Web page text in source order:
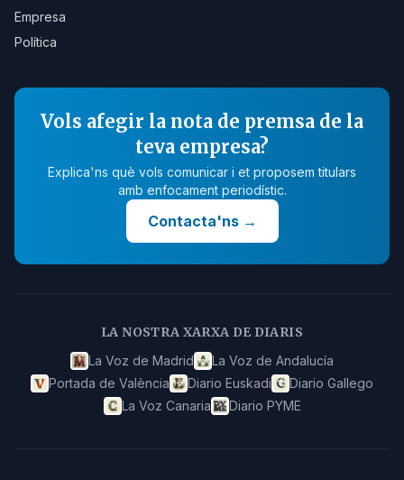
Empresa
Política
Vols afegir la nota de premsa de la
teva empresa?
Explica'ns què vols comunicar i et proposem titulars
amb enfocament periodístic.
Contacta'ns→
LA NOSTRA XARXA DE DIARIS
La Voz de Madrid
La Voz de Andalucía
Portada de València
Diario Euskadi
Diario Gallego
La Voz Canaria
Diario PYME